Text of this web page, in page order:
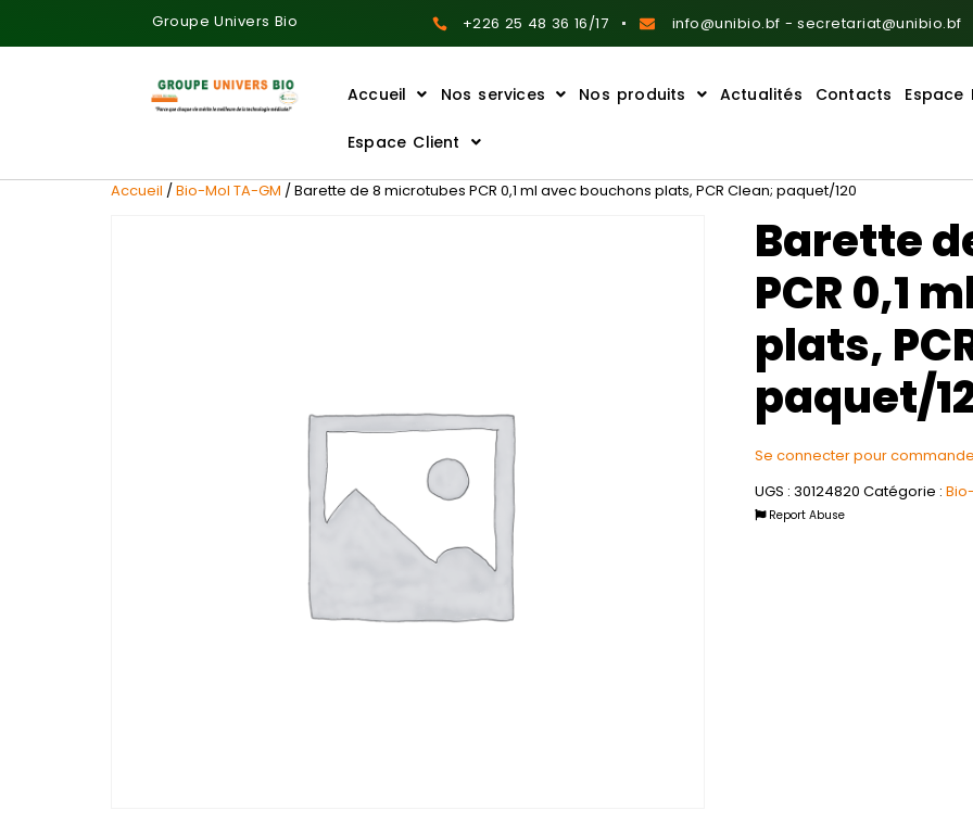
Groupe Univers Bio +226 25 48 36 16/17 info@unibio.bf - secretariat@unibio.bf
Accueil Nos services Nos produits Actualités Contacts Espace
Espace Client
Accueil /Bio-Mol TA-GM / Barette de 8 microtubes PCR 0,1 ml avec bouchons plats, PCR Clean; paquet/120
Barette
PCR 0,1
plats,
paquet/
Se connecter pour
UGS : 30124820 Catégorie :
Report Abuse